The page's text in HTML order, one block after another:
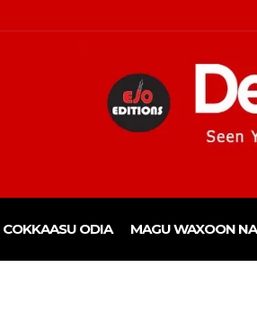
COKKAASU ODIA MAGU WAXOON